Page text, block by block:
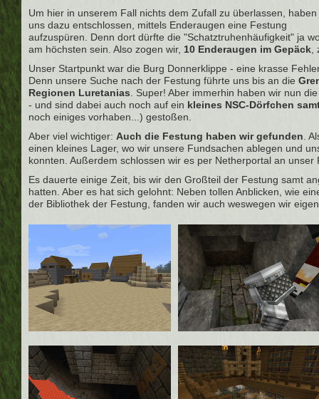
Um hier in unserem Fall nichts dem Zufall zu überlassen, haben
uns dazu entschlossen, mittels Enderaugen eine Festung
aufzuspüren. Denn dort dürfte die "Schatztruhenhäufigkeit" ja
am höchsten sein. Also zogen wir, 10 Enderaugen im Gepäck
Unser Startpunkt war die Burg Donnerklippe - eine krasse
Denn unsere Suche nach der Festung führte uns bis an die
Regionen Luretanias . Super! Aber immerhin haben wir nun
- und sind dabei auch noch auf ein kleines NSC-Dörfchen
noch einiges vorhaben...) gestoßen.
Aber viel wichtiger: Auch die Festung haben wir gefunden .
einen kleines Lager, wo wir unsere Fundsachen ablegen und
konnten. Außerdem schlossen wir es per Netherportal an unser
Es dauerte einige Zeit, bis wir den Großteil der Festung samt
hatten. Aber es hat sich gelohnt: Neben tollen Anblicken, wie
der Bibliothek der Festung, fanden wir auch weswegen wir